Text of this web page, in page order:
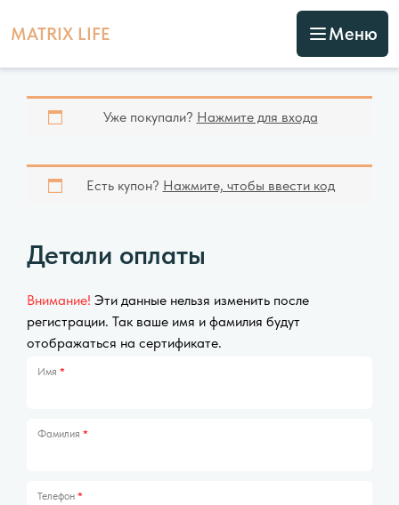
MATRIX LIFE Меню
Уже покупали? Нажмите для входа
Есть купон? Нажмите, чтобы ввести код
Детали оплаты
Внимание! Эти данные нельзя изменить после
регистрации. Так ваше имя и фамилия будут
отображаться на сертификате.
Имя *
Фамилия *
Телефон *